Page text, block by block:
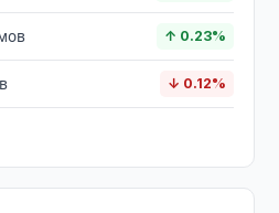
↑ 0.23%
↓ 0.12%